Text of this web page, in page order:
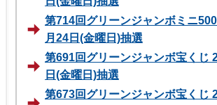
第714回グリーンジャンボミニ
月24日(金曜日)抽選
第691回グリーンジャンボ宝くじ
日(金曜日)抽選
第673回グリーンジャンボ宝くじ